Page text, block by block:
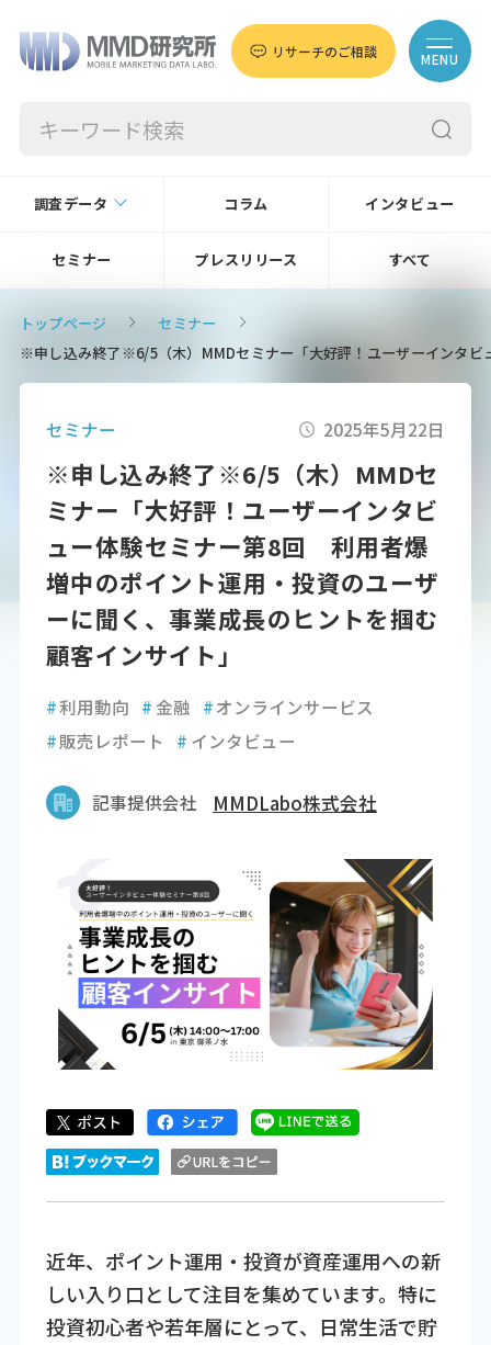
リサーチのご相談 MENU
調査データ コラム インタビュー
セミナー プレスリリース すべて
トップページ
セミナー
※申し込み終了※6/5（木）MMDセミナー「大好評！ユーザーインタ
セミナー 2025年5月22日
※申し込み終了※6/5（木）MMDセ
ミナー「大好評！ユーザーインタビ
ュー体験セミナー第8回 利用者爆
増中のポイント運用・投資のユーザ
ーに聞く、事業成長のヒントを掴む
顧客インサイト」
#利用動向 # 金融 #オンラインサービス
#販売レポート # インタビュー
記事提供会社 MMDLabo株式会社
近年、ポイント運用・投資が資産運用への新
しい入り口として注目を集めています。特に
投資初心者や若年層にとって、日常生活で貯